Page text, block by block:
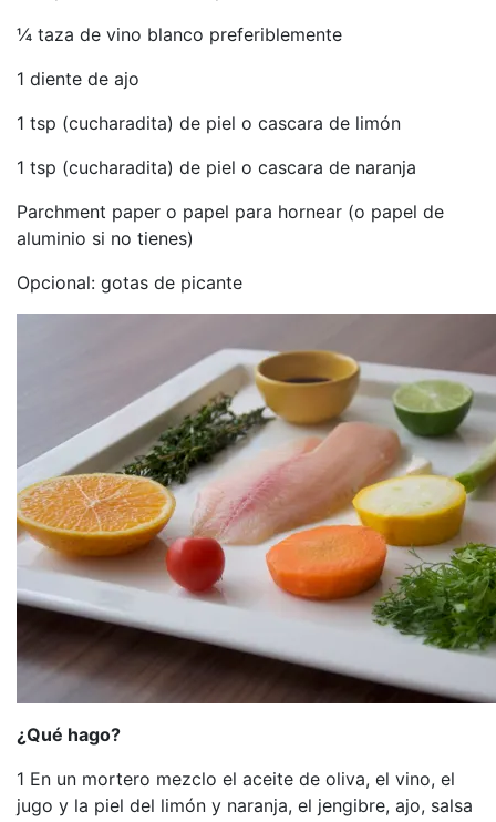
¼ taza de vino blanco preferiblemente
1 diente de ajo
1 tsp (cucharadita) de piel o cascara de limón
1 tsp (cucharadita) de piel o cascara de naranja
Parchment paper o papel para hornear (o papel de
aluminio si no tienes)
Opcional: gotas de picante
¿Qué hago?
1 En un mortero mezclo el aceite de oliva, el vino, el
jugo y la piel del limón y naranja, el jengibre, ajo, salsa